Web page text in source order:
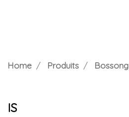
Home Produits Bossong
IS